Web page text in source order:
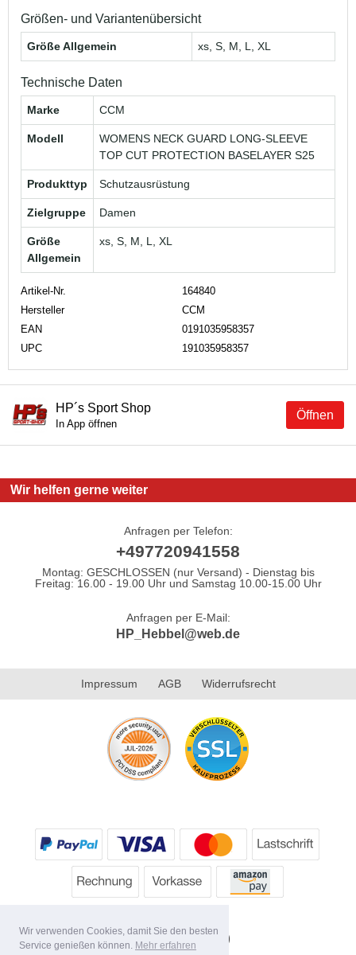
Wir verwenden Cookies, damit Sie den besten
Service genießen können. Mehr erfahren
Größen- und Variantenübersicht
Größe Allgemein xs, S, M, L, XL
Technische Daten
Marke CCM
Modell
WOMENS NECK GUARD LONG-SLEEVE
TOP CUT PROTECTION BASELAYER S25
Produkttyp Schutzausrüstung
Zielgruppe Damen
Größe
Allgemein
xs, S, M, L, XL
Artikel-Nr.
164840
Hersteller
CCM
EAN
0191035958357
UPC
191035958357
Öffnen
HP´s Sport Shop
In App öffnen
Wir helfen gerne weiter
Anfragen per Telefon:
+497720941558
Montag: GESCHLOSSEN (nur Versand) - Dienstag bis
Freitag: 16.00 - 19.00 Uhr und Samstag 10.00-15.00 Uhr
Anfragen per E-Mail:
HP_Hebbel@web.de
Impressum AGB Widerrufsrecht